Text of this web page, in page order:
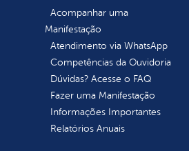
Acompanhar uma
Manifestação
Atendimento via WhatsApp
Competências da Ouvidoria
Dúvidas? Acesse o FAQ
Fazer uma Manifestação
Informações Importantes
Relatórios Anuais